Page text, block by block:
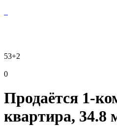
53+2
0
Продаётся 1-
квартира, 34.8